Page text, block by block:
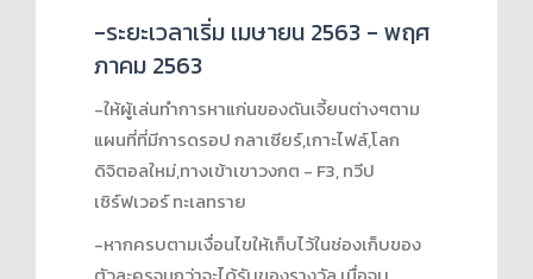
-ระยะเวลาเริ่ม เมษายน 2563 - พฤศ
ภาคม 2563
-ให้ผู้เล่นทำการหาแก่นของดันเจี้ยนต่างๆตาม
แผนที่ที่มีการดรอป กลาเซียร์,เกาะไฟล์,โลก
ดิจิตอลใหม่,ทางเข้าเขาวงกต - F3, ทวีป
เซิร์ฟเวอร์ ทะเลทราย
-หากครบตามเงื่อนไขให้เก็บไว้ในช่องเก็บของ